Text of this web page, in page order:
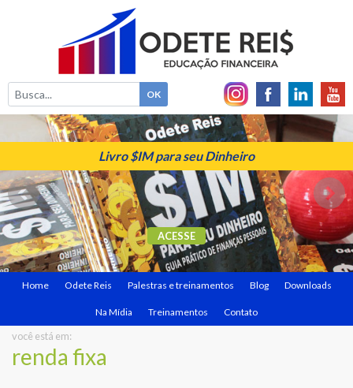
Livro $IM para seu Dinheiro
ACESSE
Home Odete Reis Palestras e treinamentos Blog Downloads
Na Mídia Treinamentos Contato
você está em:
renda fixa